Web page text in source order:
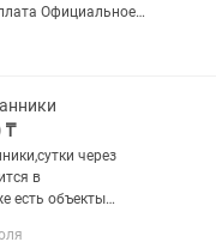
₸
через
в
есть объекты